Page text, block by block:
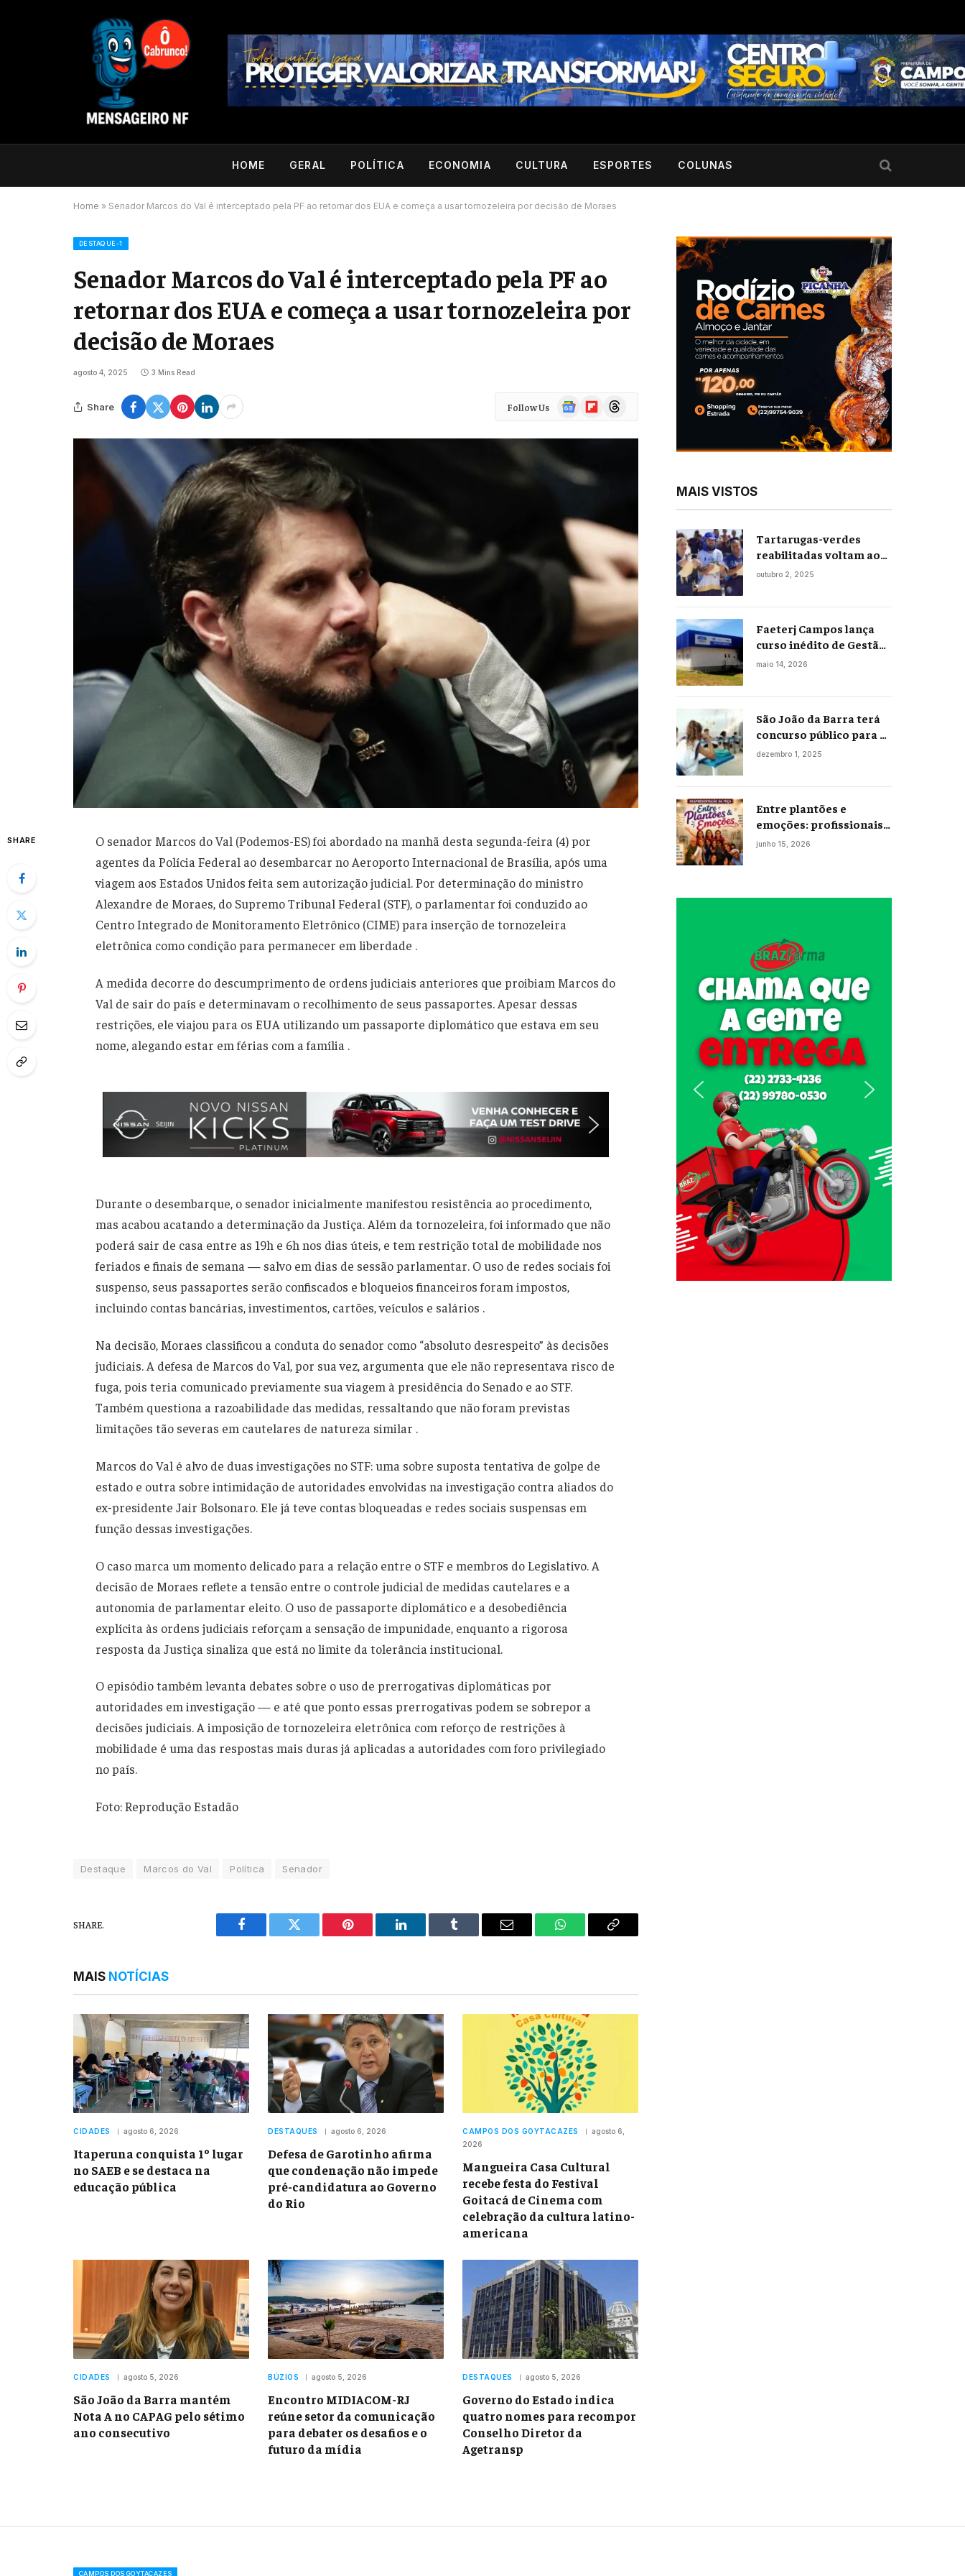
HOME GERAL POLÍTICA ECONOMIA CULTURA ESPORTES COLUNAS
Home » Senador Marcos do Val é interceptado pela PF ao retornar dos EUA e começa a usar tornozeleira por decisão de Moraes
DESTAQUE-1
Senador Marcos do Val é interceptado pela PF ao
retornar dos EUA e começa a usar tornozeleira por
decisão de Moraes
agosto 4, 2025 3 Mins Read
Share Follow Us
Google
News
FlipboardThreads
SHARE
O senador Marcos do Val (Podemos-ES) foi abordado na manhã desta segunda-feira (4) por
agentes da Polícia Federal ao desembarcar no Aeroporto Internacional de Brasília, após uma
viagem aos Estados Unidos feita sem autorização judicial. Por determinação do ministro
Alexandre de Moraes, do Supremo Tribunal Federal (STF), o parlamentar foi conduzido ao
Centro Integrado de Monitoramento Eletrônico (CIME) para inserção de tornozeleira
eletrônica como condição para permanecer em liberdade .
A medida decorre do descumprimento de ordens judiciais anteriores que proibiam Marcos do
Val de sair do país e determinavam o recolhimento de seus passaportes. Apesar dessas
restrições, ele viajou para os EUA utilizando um passaporte diplomático que estava em seu
nome, alegando estar em férias com a família .
Durante o desembarque, o senador inicialmente manifestou resistência ao procedimento,
mas acabou acatando a determinação da Justiça. Além da tornozeleira, foi informado que não
poderá sair de casa entre as 19h e 6h nos dias úteis, e tem restrição total de mobilidade nos
feriados e finais de semana — salvo em dias de sessão parlamentar. O uso de redes sociais foi
suspenso, seus passaportes serão confiscados e bloqueios financeiros foram impostos,
incluindo contas bancárias, investimentos, cartões, veículos e salários .
Na decisão, Moraes classificou a conduta do senador como “absoluto desrespeito” às decisões
judiciais. A defesa de Marcos do Val, por sua vez, argumenta que ele não representava risco de
fuga, pois teria comunicado previamente sua viagem à presidência do Senado e ao STF.
Também questiona a razoabilidade das medidas, ressaltando que não foram previstas
limitações tão severas em cautelares de natureza similar .
Marcos do Val é alvo de duas investigações no STF: uma sobre suposta tentativa de golpe de
estado e outra sobre intimidação de autoridades envolvidas na investigação contra aliados do
ex‑presidente Jair Bolsonaro. Ele já teve contas bloqueadas e redes sociais suspensas em
função dessas investigações.
O caso marca um momento delicado para a relação entre o STF e membros do Legislativo. A
decisão de Moraes reflete a tensão entre o controle judicial de medidas cautelares e a
autonomia de parlamentar eleito. O uso de passaporte diplomático e a desobediência
explícita às ordens judiciais reforçam a sensação de impunidade, enquanto a rigorosa
resposta da Justiça sinaliza que está no limite da tolerância institucional.
O episódio também levanta debates sobre o uso de prerrogativas diplomáticas por
autoridades em investigação — e até que ponto essas prerrogativas podem se sobrepor a
decisões judiciais. A imposição de tornozeleira eletrônica com reforço de restrições à
mobilidade é uma das respostas mais duras já aplicadas a autoridades com foro privilegiado
no país.
Foto: Reprodução Estadão
Destaque Marcos do Val Política Senador
SHARE.
Facebook Twitter Pinterest LinkedIn Tumblr Email WhatsAppCopy
MAIS NOTÍCIAS
CIDADES agosto 6, 2026
Itaperuna conquista 1º lugar
no SAEB e se destaca na
educação pública
DESTAQUES agosto 6, 2026
Defesa de Garotinho afirma
que condenação não impede
pré-candidatura ao Governo
do Rio
CAMPOS DOS GOYTACAZES
agosto 6,
2026
Mangueira Casa Cultural
recebe festa do Festival
Goitacá de Cinema com
celebração da cultura latino-
americana
CIDADES agosto 5, 2026
São João da Barra mantém
Nota A no CAPAG pelo sétimo
ano consecutivo
BÚZIOS agosto 5, 2026
Encontro MIDIACOM-RJ
reúne setor da comunicação
para debater os desafios e o
futuro da mídia
DESTAQUES agosto 5, 2026
Governo do Estado indica
quatro nomes para recompor
Conselho Diretor da
Agetransp
MAIS VISTOS
Tartarugas-verdes
reabilitadas voltam ao
mar em soltura inédita
outubro 2, 2025
Faeterj Campos lança
curso inédito de Gestão
Portuária
maio 14, 2026
São João da Barra terá
concurso público para a
Educação em 2026;
dezembro 1, 2025
Entre plantões e
emoções: profissionais
da enfermagem levam
junho 15, 2026
CAMPOS DOS GOYTACAZES